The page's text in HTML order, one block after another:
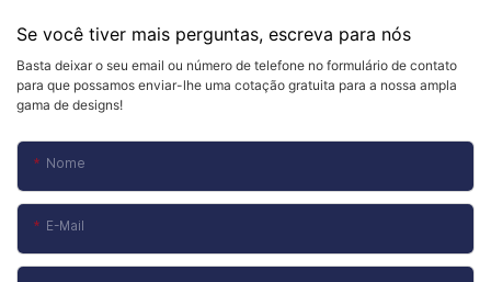
Se você tiver mais perguntas, escreva para nós
Basta deixar o seu email ou número de telefone no formulário de contato
para que possamos enviar-lhe uma cotação gratuita para a nossa ampla
gama de designs!
Nome
E-Mail